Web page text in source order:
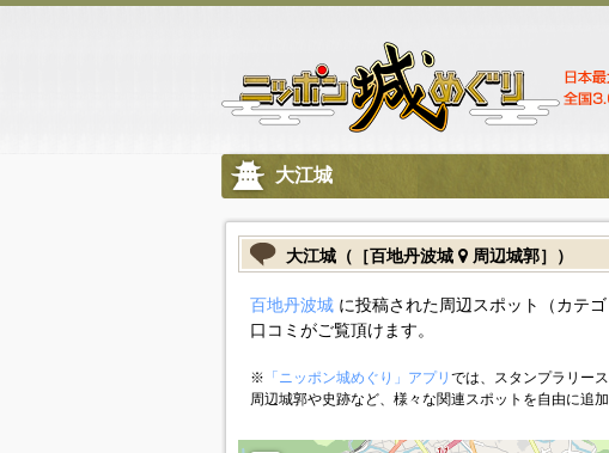
大江城
大江城（［百地丹波城 周辺城郭］）
百地丹波城に投稿された周辺スポット（カテ
口コミがご覧頂けます。
※ 「ニッポン城めぐり」アプリ では、スタンプラリー
周辺城郭や史跡など、様々な関連スポットを自由に追加